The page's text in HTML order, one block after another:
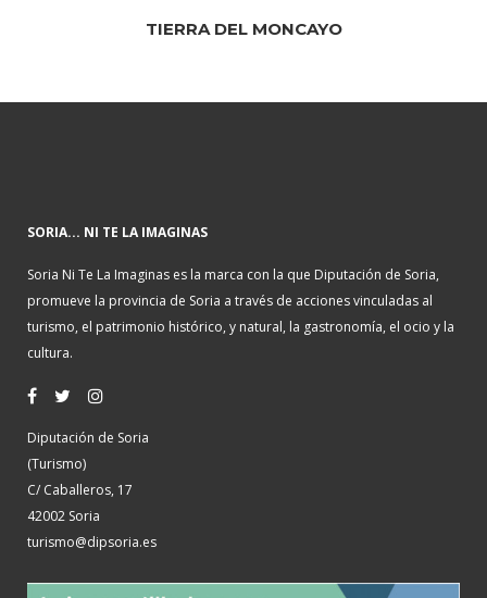
TIERRA DEL MONCAYO
SORIA... NI TE LA IMAGINAS
Soria Ni Te La Imaginas es la marca con la que Diputación de Soria,
promueve la provincia de Soria a través de acciones vinculadas al
turismo, el patrimonio histórico, y natural, la gastronomía, el ocio y la
cultura.
Diputación de Soria
(Turismo)
C/ Caballeros, 17
42002 Soria
turismo@dipsoria.es